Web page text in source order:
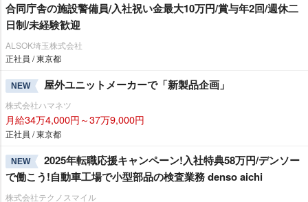
合同庁舎の施設警備員/入社祝い金最大10万円/賞与年2回/週休二
日制/未経験歓迎
ALSOK埼玉株式会社
正社員 / 東京都
NEW 屋外ユニットメーカーで「新製品企画」
株式会社ハマネツ
月給34万4,000円～37万9,000円
正社員 / 東京都
NEW
2025年転職応援キャンペーン!入社特典58万円/デンソー
で働こう!自動車工場で小型部品の検査業務 denso aichi
株式会社テクノスマイル